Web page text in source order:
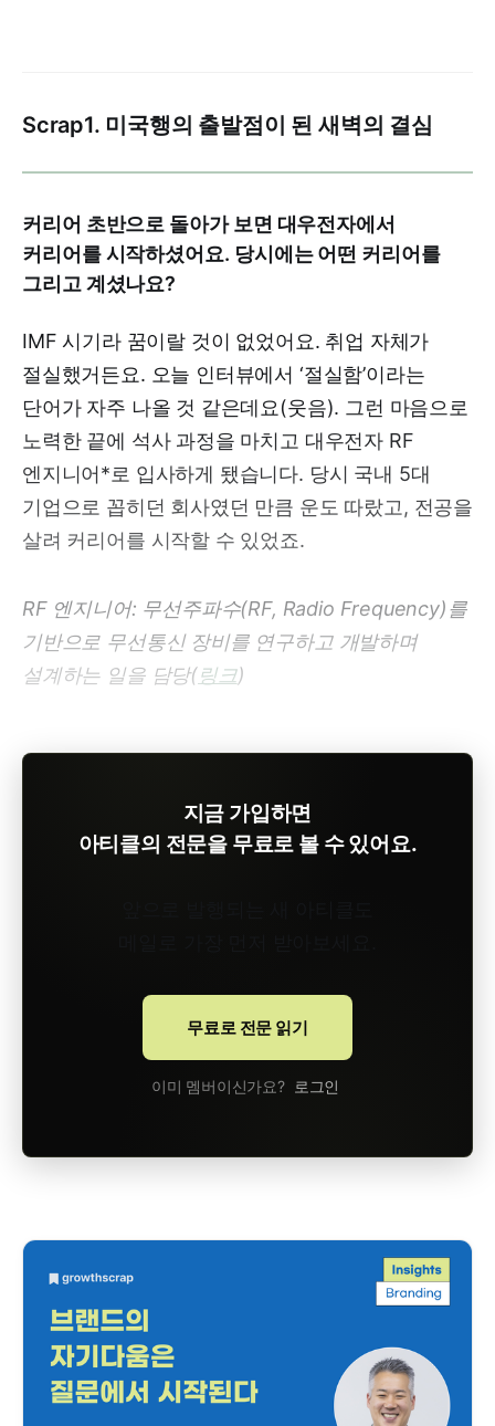
Scrap1. 미국행의 출발점이 된 새벽의 결심
커리어 초반으로 돌아가 보면 대우전자에서
커리어를 시작하셨어요. 당시에는 어떤 커리어를
그리고 계셨나요?
IMF 시기라 꿈이랄 것이 없었어요. 취업 자체가
절실했거든요. 오늘 인터뷰에서 ‘절실함’이라는
단어가 자주 나올 것 같은데요(웃음). 그런 마음으로
노력한 끝에 석사 과정을 마치고 대우전자 RF
엔지니어*로 입사하게 됐습니다. 당시 국내 5대
기업으로 꼽히던 회사였던 만큼 운도 따랐고, 전공을
살려 커리어를 시작할 수 있었죠.
RF 엔지니어: 무선주파수(RF, Radio Frequency)를
기반으로 무선통신 장비를 연구하고 개발하며
설계하는 일을 담당(링크)
지금 가입하면
아티클의 전문을 무료로 볼 수 있어요.
무료로 전문 읽기
이미 멤버이신가요? 로그인